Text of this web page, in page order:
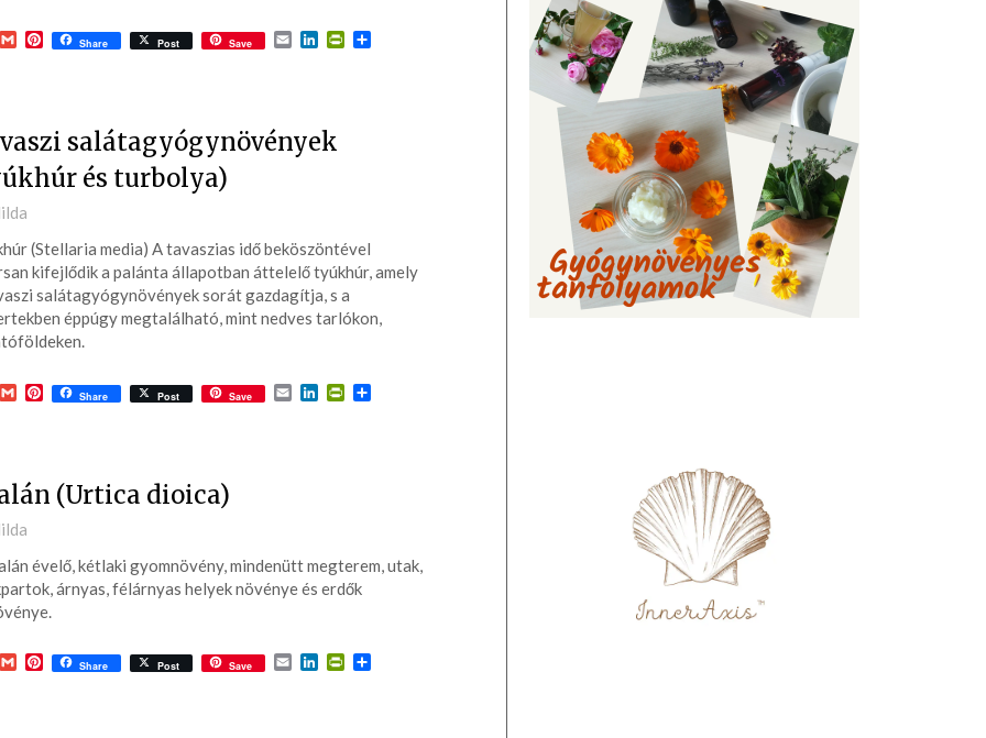
GmailPinterest
Share Post Save EmailLinkedInPrintFriendly
Ossza
salátagyógynövények
és turbolya)
(Stellaria media) A tavaszias idő beköszöntével
kifejlődik a palánta állapotban áttelelő tyúkhúr, amely
salátagyógynövények sorát gazdagítja, s a
éppúgy megtalálható, mint nedves tarlókon,
GmailPinterest
Share Post Save EmailLinkedInPrintFriendly
Ossza
(Urtica dioica)
évelő, kétlaki gyomnövény, mindenütt megterem, utak,
árnyas, félárnyas helyek növénye és erdők
GmailPinterest
Share Post Save EmailLinkedInPrintFriendly
Ossza